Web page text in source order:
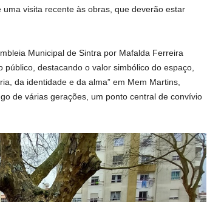
visita recente às obras, que deverão estar
Municipal de Sintra por Mafalda Ferreira
destacando o valor simbólico do espaço,
da identidade e da alma” em Mem Martins,
de várias gerações, um ponto central de convívio